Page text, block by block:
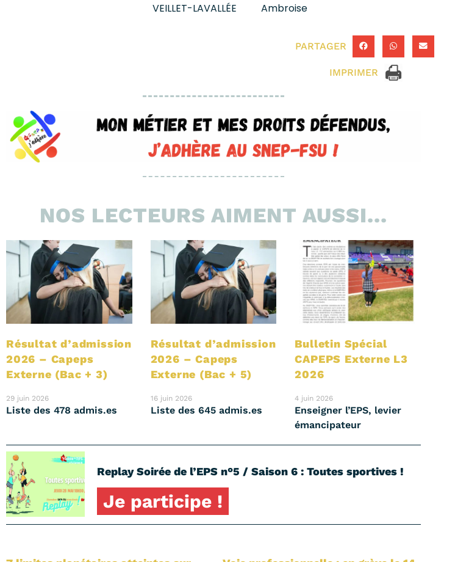
VEILLET-LAVALLÉE Ambroise
PARTAGER
IMPRIMER
NOS LECTEURS AIMENT AUSSI...
Résultat d’admission
2026 – Capeps
Externe (Bac + 3)
29 juin 2026
Liste des 478 admis.es
Résultat d’admission
2026 – Capeps
Externe (Bac + 5)
16 juin 2026
Liste des 645 admis.es
Bulletin Spécial
CAPEPS Externe L3
2026
4 juin 2026
Enseigner l’EPS, levier
émancipateur
Replay Soirée de l’EPS n°5 / Saison 6 : Toutes sportives !
Je participe !